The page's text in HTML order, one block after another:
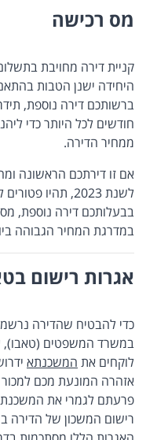
מס רכישה
קניית דירה מחויבת
היחידה ישנן הטבות
חודשים לכל היותר כדי
ממחיר הדירה.
לשנת 2023,
במדרגת המחיר הגבוהה
אגרות רישום
כדי להבטיח שהדירה
במשרד המשפטים (טאבו),
לוקחים את המשכנתא
אזהרה המונעת מכם
פרעתם לגמרי את
רישום המשכון של